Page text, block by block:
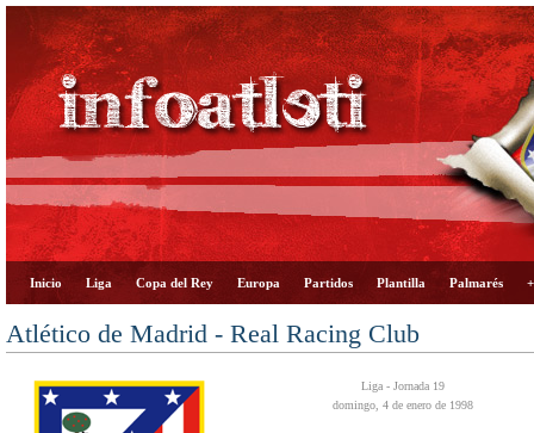
Inicio Liga Copa del Rey Europa Partidos Plantilla Palmarés
Atlético de Madrid - Real Racing Club
Liga - Jornada 19
domingo, 4 de enero de 1998